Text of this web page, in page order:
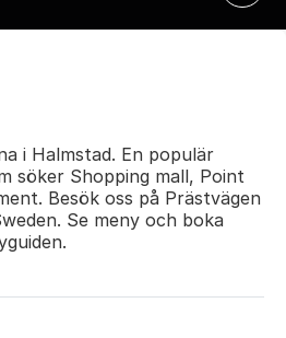
i Halmstad. En populär
söker Shopping mall, Point
Besök oss på Prästvägen
Se meny och boka